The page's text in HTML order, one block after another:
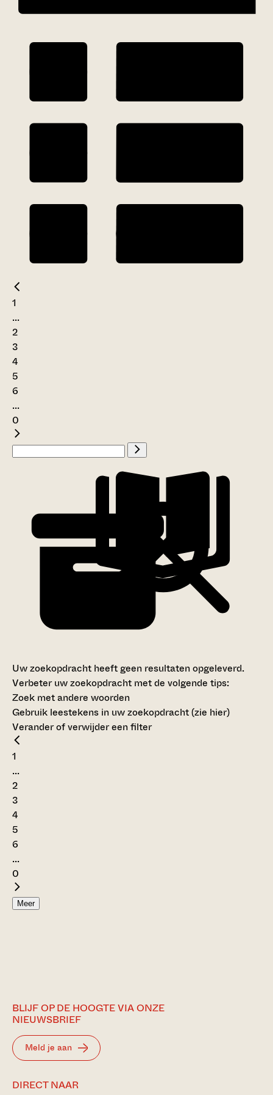
1
...
2
3
4
5
6
...
0
Uw zoekopdracht heeft geen resultaten opgeleverd.
Verbeter uw zoekopdracht met de volgende tips:
Zoek met andere woorden
Gebruik leestekens in uw zoekopdracht (zie hier)
Verander of verwijder een filter
1
...
2
3
4
5
6
...
0
Meer
BLIJF OP DE HOOGTE VIA ONZE
NIEUWSBRIEF
Meld je aan
DIRECT NAAR